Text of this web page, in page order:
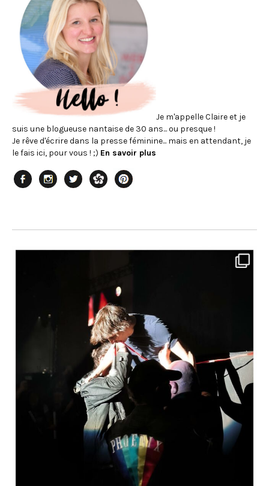
Je m'appelle Claire et je
suis une blogueuse nantaise de 30 ans... ou presque !
Je rêve d'écrire dans la presse féminine... mais en attendant, je
le fais ici, pour vous ! ;) En savoir plus